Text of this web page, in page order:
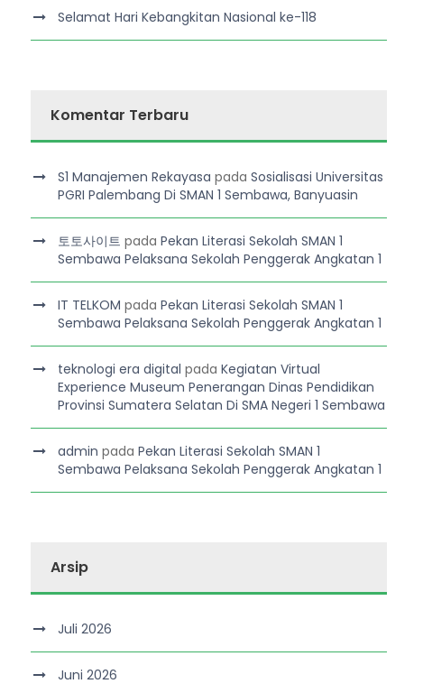
Selamat Hari Kebangkitan Nasional ke-118
Komentar Terbaru
S1 Manajemen Rekayasa padaSosialisasi Universitas
PGRI Palembang Di SMAN 1 Sembawa, Banyuasin
토토사이트 padaPekan Literasi Sekolah SMAN 1
Sembawa Pelaksana Sekolah Penggerak Angkatan 1
IT TELKOM padaPekan Literasi Sekolah SMAN 1
Sembawa Pelaksana Sekolah Penggerak Angkatan 1
teknologi era digital padaKegiatan Virtual
Experience Museum Penerangan Dinas Pendidikan
Provinsi Sumatera Selatan Di SMA Negeri 1 Sembawa
admin padaPekan Literasi Sekolah SMAN 1
Sembawa Pelaksana Sekolah Penggerak Angkatan 1
Arsip
Juli 2026
Juni 2026